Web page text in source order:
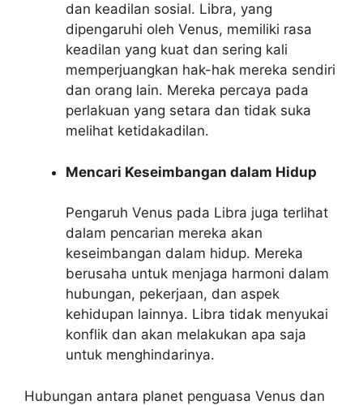
dan keadilan sosial. Libra, yang
dipengaruhi oleh Venus, memiliki rasa
keadilan yang kuat dan sering kali
memperjuangkan hak-hak mereka sendiri
dan orang lain. Mereka percaya pada
perlakuan yang setara dan tidak suka
melihat ketidakadilan.
Mencari Keseimbangan dalam Hidup
Pengaruh Venus pada Libra juga terlihat
dalam pencarian mereka akan
keseimbangan dalam hidup. Mereka
berusaha untuk menjaga harmoni dalam
hubungan, pekerjaan, dan aspek
kehidupan lainnya. Libra tidak menyukai
konflik dan akan melakukan apa saja
untuk menghindarinya.
Hubungan antara planet penguasa Venus dan